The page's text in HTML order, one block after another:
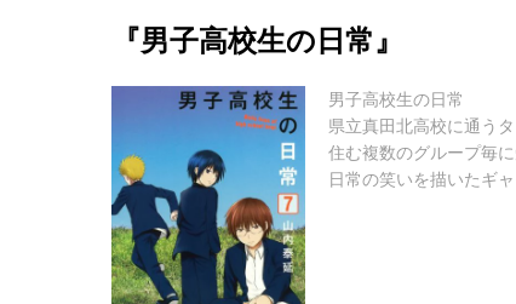
『男子高校生の日常』
男子高校生の日常
県立真田北高校に通う
住む複数のグループ毎
日常の笑いを描いたギャ